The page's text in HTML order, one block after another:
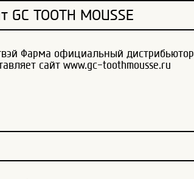
TOOTH MOUSSE
Фарма официальный дистрибьютор
сайт www.gc-toothmousse.ru